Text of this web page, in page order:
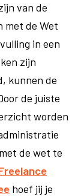
van de
met de Wet
in een
zijn
kunnen de
de juiste
worden
de wet te
hoef jij je